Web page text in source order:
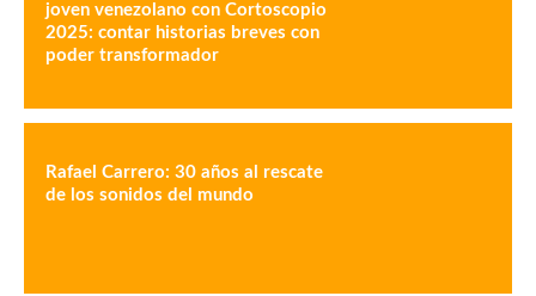
joven venezolano con Cortoscopio
2025: contar historias breves con
poder transformador
Rafael Carrero: 30 años al rescate
de los sonidos del mundo